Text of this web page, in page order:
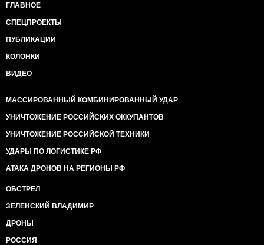
ГЛАВНОЕ
СПЕЦПРОЕКТЫ
ПУБЛИКАЦИИ
КОЛОНКИ
ВИДЕО
МАССИРОВАННЫЙ КОМБИНИРОВАННЫЙ УДАР
УНИЧТОЖЕНИЕ РОССИЙСКИХ ОККУПАНТОВ
УНИЧТОЖЕНИЕ РОССИЙСКОЙ ТЕХНИКИ
УДАРЫ ПО ЛОГИСТИКЕ РФ
АТАКА ДРОНОВ НА РЕГИОНЫ РФ
ОБСТРЕЛ
ЗЕЛЕНСКИЙ ВЛАДИМИР
ДРОНЫ
РОССИЯ